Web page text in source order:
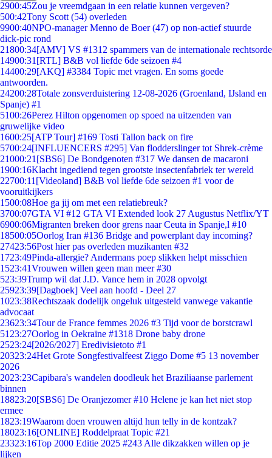
2900:45Zou je vreemdgaan in een relatie kunnen vergeven?
500:42Tony Scott (54) overleden
9900:40NPO-manager Menno de Boer (47) op non-actief stuurde
dick-pic rond
21800:34[AMV] VS #1312 spammers van de internationale rechtsorde
14900:31 [RTL] B&B vol liefde 6de seizoen #4
14400:29[AKQ] #3384 Topic met vragen. En soms goede
antwoorden.
24200:28Totale zonsverduistering 12-08-2026 (Groenland, IJsland en
Spanje) #1
5100:26Perez Hilton opgenomen op spoed na uitzenden van
gruwelijke video
1600:25[ATP Tour] #169 Tosti Tallon back on fire
5700:24[INFLUENCERS #295] Van flodderslinger tot Shrek-crème
21000:21 [SBS6] De Bondgenoten #317 We dansen de macaroni
1900:16Klacht ingediend tegen grootste insectenfabriek ter wereld
22700:11 [Videoland] B&B vol liefde 6de seizoen #1 voor de
vooruitkijkers
1500:08Hoe ga jij om met een relatiebreuk?
3700:07GTA VI #12 GTA VI Extended look 27 Augustus Netflix/YT
6900:06Migranten breken door grens naar Ceuta in Spanje,l #10
18500:05Oorlog Iran #136 Bridge and powerplant day incoming?
27423:56Post hier pas overleden muzikanten #32
1723:49Pinda-allergie? Andermans poep slikken helpt misschien
1523:41Vrouwen willen geen man meer #30
523:39Trump wil dat J.D. Vance hem in 2028 opvolgt
25923:39[Dagboek] Veel aan hoofd - Deel 27
1023:38Rechtszaak dodelijk ongeluk uitgesteld vanwege vakantie
advocaat
23623:34Tour de France femmes 2026 #3 Tijd voor de borstcrawl
51 23:27Oorlog in Oekraïne #1318 Drone baby drone
2523:24[2026/2027] Eredivisietoto #1
20323:24Het Grote Songfestivalfeest Ziggo Dome #5 13 november
2026
2023:23Capibara's wandelen doodleuk het Braziliaanse parlement
binnen
18823:20[SBS6] De Oranjezomer #10 Helene je kan het niet stop
ermee
1823:19Waarom doen vrouwen altijd hun telly in de kontzak?
18023:16[ONLINE] Roddelpraat Topic #21
23323:16Top 2000 Editie 2025 #243 Alle dikzakken willen op je
lijken